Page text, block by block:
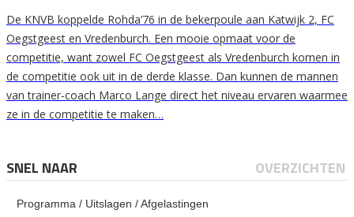
De KNVB koppelde Rohda’76 in de bekerpoule aan Katwijk 2, FC
Oegstgeest en Vredenburch. Een mooie opmaat voor de
competitie, want zowel FC Oegstgeest als Vredenburch komen in
de competitie ook uit in de derde klasse. Dan kunnen de mannen
van trainer-coach Marco Lange direct het niveau ervaren waarmee
ze in de competitie te maken…
SNEL NAAR OVERZICHTEN
Programma / Uitslagen / Afgelastingen